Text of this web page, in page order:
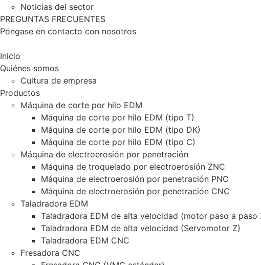
Noticias del sector
PREGUNTAS FRECUENTES
Póngase en contacto con nosotros
Inicio
Quiénes somos
Cultura de empresa
Productos
Máquina de corte por hilo EDM
Máquina de corte por hilo EDM (tipo T)
Máquina de corte por hilo EDM (tipo DK)
Máquina de corte por hilo EDM (tipo C)
Máquina de electroerosión por penetración
Máquina de troquelado por electroerosión ZNC
Máquina de electroerosión por penetración PNC
Máquina de electroerosión por penetración CNC
Taladradora EDM
Taladradora EDM de alta velocidad (motor paso a paso
Taladradora EDM de alta velocidad (Servomotor Z)
Taladradora EDM CNC
Fresadora CNC